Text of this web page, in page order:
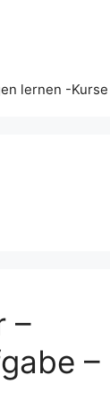
lernen -Kurse
–
–